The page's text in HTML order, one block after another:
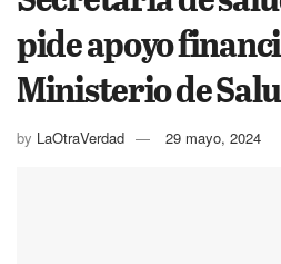
pide apoyo
Ministerio de
by LaOtraVerdad 29 mayo, 2024